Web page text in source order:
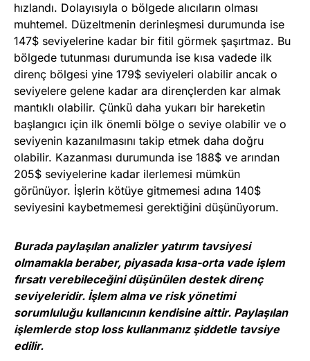
hızlandı. Dolayısıyla o bölgede alıcıların olması
muhtemel. Düzeltmenin derinleşmesi durumunda ise
147$ seviyelerine kadar bir fitil görmek şaşırtmaz. Bu
bölgede tutunması durumunda ise kısa vadede ilk
direnç bölgesi yine 179$ seviyeleri olabilir ancak o
seviyelere gelene kadar ara dirençlerden kar almak
mantıklı olabilir. Çünkü daha yukarı bir hareketin
başlangıcı için ilk önemli bölge o seviye olabilir ve o
seviyenin kazanılmasını takip etmek daha doğru
olabilir. Kazanması durumunda ise 188$ ve arından
205$ seviyelerine kadar ilerlemesi mümkün
görünüyor. İşlerin kötüye gitmemesi adına 140$
seviyesini kaybetmemesi gerektiğini düşünüyorum.
Burada paylaşılan analizler yatırım tavsiyesi
olmamakla beraber, piyasada kısa-orta vade işlem
fırsatı verebileceğini düşünülen destek direnç
seviyeleridir. İşlem alma ve risk yönetimi
sorumluluğu kullanıcının kendisine aittir. Paylaşılan
işlemlerde stop loss kullanmanız şiddetle tavsiye
edilir.